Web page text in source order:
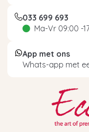
033 699 693
Ma-Vr 09:00 -
App met ons
Whats-app met